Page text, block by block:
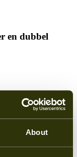
About
en dubbel